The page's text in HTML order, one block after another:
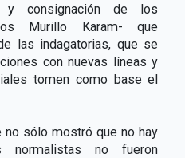
consignación de los
Murillo Karam- que
las indagatorias, que se
con nuevas líneas y
tomen como base el
no sólo mostró que no hay
no fueron